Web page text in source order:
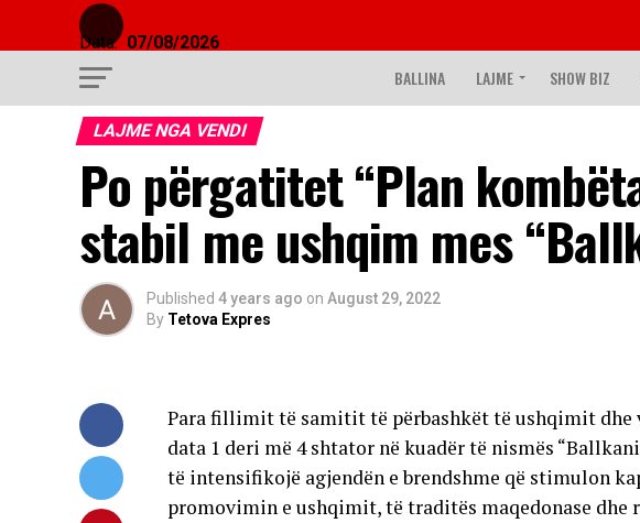
Data: 07/08/2026
BALLINA LAJME SHOW BIZ
LAJME NGA VENDI
Po përgatitet “Plan
stabil me ushqim mes
Published 4 years ago on August 29, 2022
By Tetova Expres
Para fillimit të samitit të përbashkët të ushqimit dhe
data 1 deri më 4 shtator në kuadër të nismës
të intensifikojë agjendën e brendshme që stimulon
promovimin e ushqimit, të traditës maqedonase